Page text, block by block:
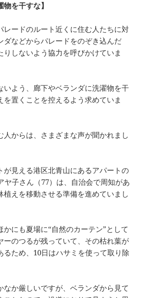
物を干すな】
レードのルート近くに住む人たちに対
ダなどからパレードをのぞき込んだ
りしないよう協力を呼びかけていま
いよう、廊下やベランダに洗濯物を干
を置くことを控えるよう求めていま
人からは、さまざまな声が聞かれまし
が見える港区北青山にあるアパートの
ヤ子さん（77）は、自治会で周知があ
植えを移動させる準備を進めていまし
かにも夏場に“自然のカーテン”として
ーのつるが残っていて、その枯れ葉が
るため、10日はハサミを使って取り除
なか厳しいですが、ベランダから見て